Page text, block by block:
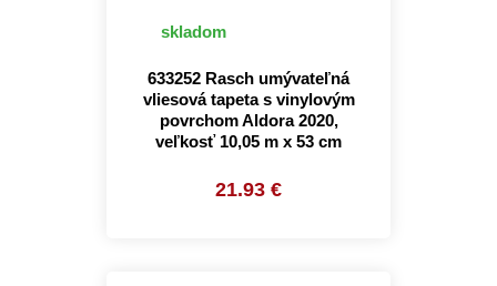
skladom
633252 Rasch umývateľná
vliesová tapeta s vinylovým
povrchom Aldora 2020,
veľkosť 10,05 m x 53 cm
21.93 €